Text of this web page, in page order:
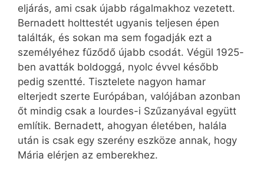
eljárás, ami csak újabb rágalmakhoz vezetett.
Bernadett holttestét ugyanis teljesen épen
találták, és sokan ma sem fogadják ezt a
személyéhez fűződő újabb csodát. Végül 1925-
ben avatták boldoggá, nyolc évvel később
pedig szentté. Tisztelete nagyon hamar
elterjedt szerte Európában, valójában azonban
őt mindig csak a lourdes-i Szűzanyával együtt
említik. Bernadett, ahogyan életében, halála
után is csak egy szerény eszköze annak, hogy
Mária elérjen az emberekhez.